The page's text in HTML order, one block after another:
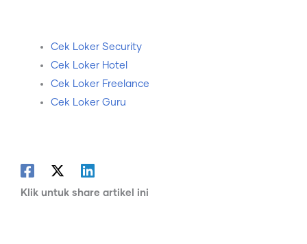
Cek Loker Security
Cek Loker Hotel
Cek Loker Freelance
Cek Loker Guru
Klik untuk share artikel ini